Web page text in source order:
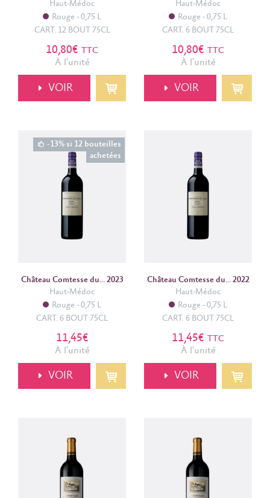
Haut-Médoc
Rouge
0,75 L
CART. 12 BOUT 75CL
10,80€ TTC
À l'unité
VOIR
Haut-Médoc
Rouge
0,75 L
CART. 6 BOUT 75CL
10,80€ TTC
À l'unité
VOIR
-13% si 12 bouteilles
achetées
Château Comtesse du... 2023
Haut-Médoc
Rouge
0,75 L
CART. 6 BOUT 75CL
11,45€
À l'unité
VOIR
Château Comtesse du... 2022
Haut-Médoc
Rouge
0,75 L
CART. 6 BOUT 75CL
11,45€ TTC
À l'unité
VOIR